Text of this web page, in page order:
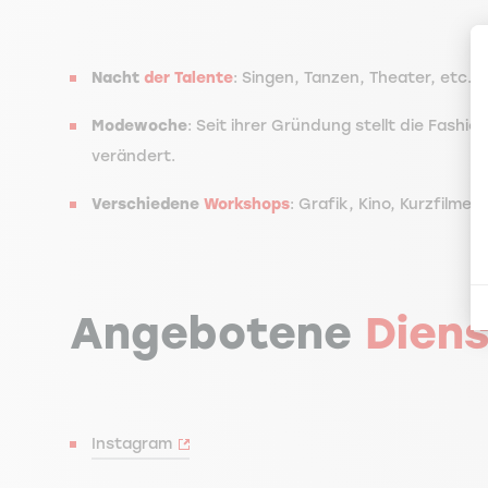
Nacht der Talente: Singen, Tanzen, Theater, etc..
Modewoche: Seit ihrer Gründung stellt die
verändert.
Verschiedene Workshops: Grafik, Kino, Kurzfilme,
Angebotene
Instagram